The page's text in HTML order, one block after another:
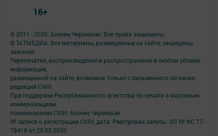
© 2011 - 2026. Безнең Чирмешән. Все права защищены.
© ТАТМЕДИА. Все материалы, размещенные на сайте, защищены
законом.
Перепечатка, воспроизведение и распространение в любом объеме
информации,
размещенной на сайте, возможна только с письменного согласия
редакций СМИ.
При поддержке Республиканского агентства по печати и массовым
коммуникациям.
Наименование СМИ: Безнең Чирмешән
№ записи о регистрации СМИ, дата: Реестровая запись: ЭЛ № ФС 77 -
78418 от 29.05.2020
16+